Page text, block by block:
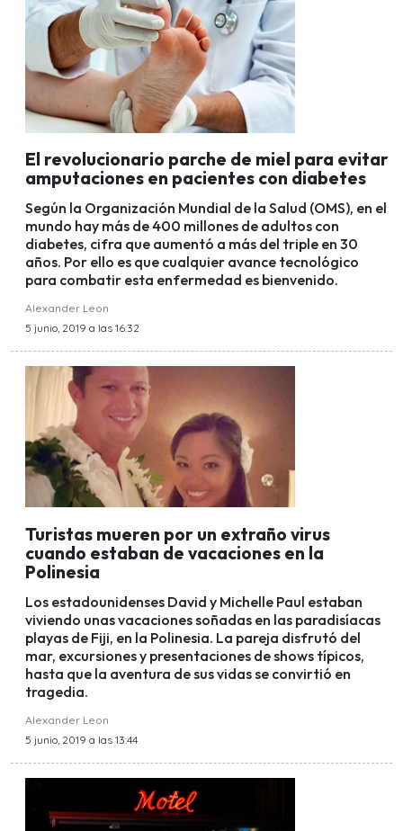
El revolucionario parche de miel para evitar
amputaciones en pacientes con diabetes
Según la Organización Mundial de la Salud (OMS), en el
mundo hay más de 400 millones de adultos con
diabetes, cifra que aumentó a más del triple en 30
años. Por ello es que cualquier avance tecnológico
para combatir esta enfermedad es bienvenido.
Alexander Leon
5 junio, 2019 a las 16:32
Turistas mueren por un extraño virus
cuando estaban de vacaciones en la
Polinesia
Los estadounidenses David y Michelle Paul estaban
viviendo unas vacaciones soñadas en las paradisíacas
playas de Fiji, en la Polinesia. La pareja disfrutó del
mar, excursiones y presentaciones de shows típicos,
hasta que la aventura de sus vidas se convirtió en
tragedia.
Alexander Leon
5 junio, 2019 a las 13:44